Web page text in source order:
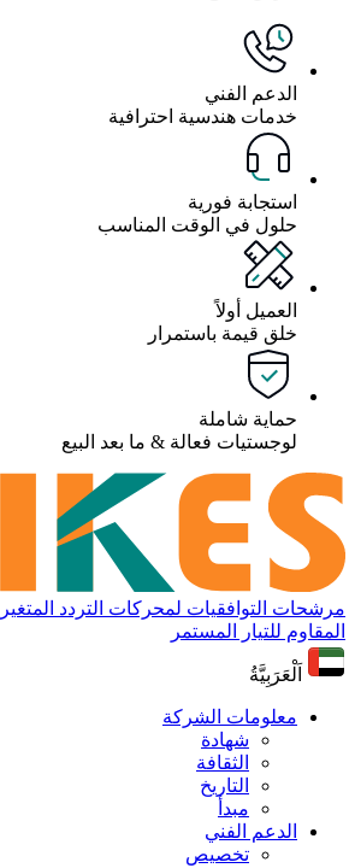
الدعم الفني
خدمات هندسية احترافية
استجابة فورية
حلول في الوقت المناسب
العميل أولاً
خلق قيمة باستمرار
حماية شاملة
لوجستيات فعالة & ما بعد البيع
مرشحات التوافقيات لمحركات التردد المتغير
المقاوم للتيار المستمر
اَلْعَرَبِيَّةُ
معلومات الشركة
شهادة
الثقافة
التاريخ
مبدأ
الدعم الفني
تخصيص